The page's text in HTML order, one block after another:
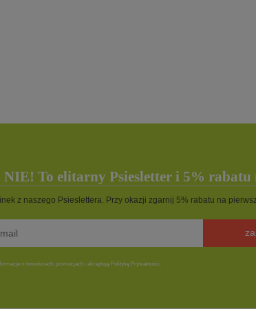
NIE! To elitarny Psiesletter i 5% rabatu
z naszego Psieslettera. Przy okazji zgarnij 5% rabatu na
o nowościach, promocjach i akceptuję Politykę Prywatności.